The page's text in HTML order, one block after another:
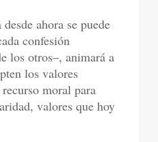
ahora se puede
confesión
los otros–, animará a
los valores
moral para
valores que hoy